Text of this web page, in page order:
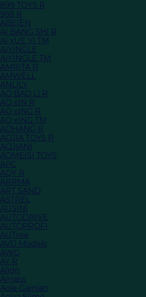
899 TOYS R
958 R
ABEIEN
AI BANG SHI R
AI xUE YI TM
AIYINGLE
AIYINGLE TM
AMRITA R
AMWELL
ANLILY
AO BAO LI R
AO xIN R
AO xING R
AO xING TM
AOHANG R
AOJIA TOYS R
AOJIANI
AOMEISI TOYS
APC
AQY R
ARRMA
ART SAND
ASTREL
AUSINI
AUTODRIVE
AUTOPROFI
AUTree
AVD Models
AWG
AY R
Align
Amass
Aole Gainian